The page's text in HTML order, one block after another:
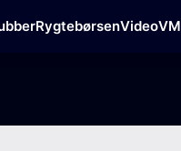
RygtebørsenVideoVM